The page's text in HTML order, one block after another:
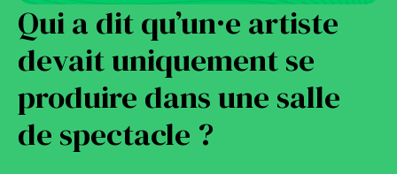
Qui a dit qu’un·e artiste
devait uniquement se
produire dans une salle
de spectacle ?